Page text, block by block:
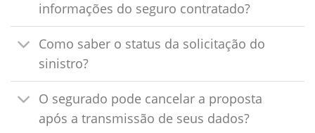
informações do seguro contratado?
Como saber o status da solicitação do
sinistro?
O segurado pode cancelar a proposta
após a transmissão de seus dados?